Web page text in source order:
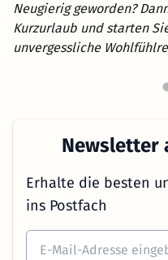
Neugierig geworden?
Kurzurlaub und starten
unvergessliche
Newsletter
Erhalte die besten
ins Postfach